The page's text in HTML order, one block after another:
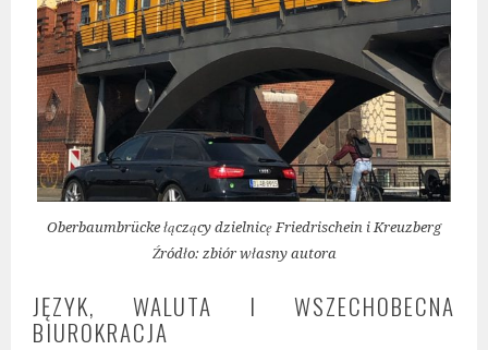
Oberbaumbrücke łączący dzielnicę Friedrischein i Kreuzberg
Źródło: zbiór własny autora
JĘZYK, WALUTA I WSZECHOBECNA
BIUROKRACJA